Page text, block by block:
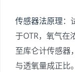
传感器法原理：
于OTR，氧气在
至库仑计传感器
与透氧量成正比